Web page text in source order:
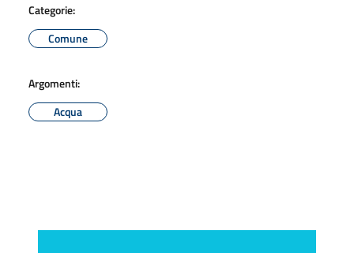
Categorie:
Comune
Argomenti:
Acqua